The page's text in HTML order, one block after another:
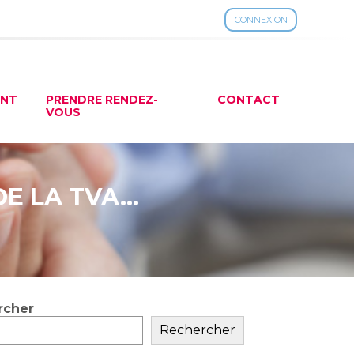
CONNEXION
PRENDRE RENDEZ-
VOUS
CONTACT
LA TVA…
Rechercher